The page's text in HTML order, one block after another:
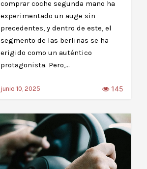
comprar coche segunda mano ha
experimentado un auge sin
precedentes, y dentro de este, el
segmento de las berlinas se ha
erigido como un auténtico
protagonista. Pero,…
junio 10, 2025 145